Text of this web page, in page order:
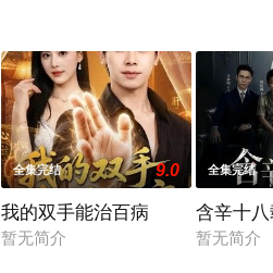
全集完结 9.0
我的双手能治百病
暂无简介
全集完结
含辛十
暂无简介